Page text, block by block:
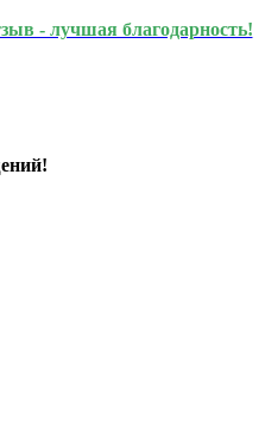
- лучшая благодарность!